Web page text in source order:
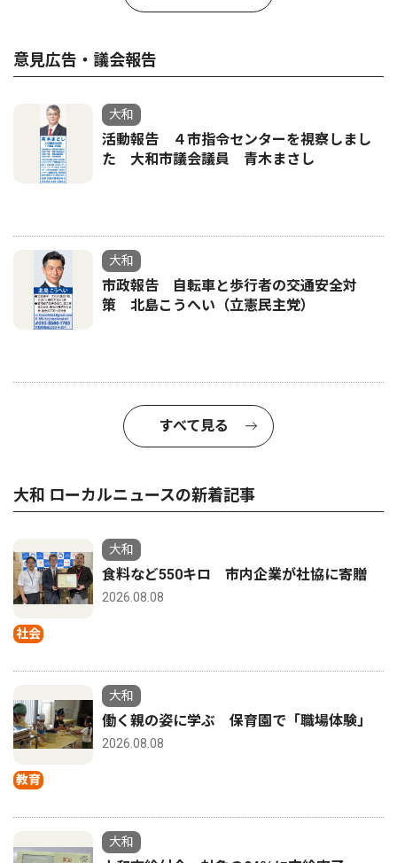
意見広告・議会報告
大和
活動報告 ４市指令センターを視察しまし
た 大和市議会議員 青木まさし
大和
市政報告 自転車と歩行者の交通安全対
策 北島こうへい（立憲民主党）
すべて見る
大和 ローカルニュースの新着記事
社会
大和
食料など550キロ 市内企業が社協に寄贈
2026.08.08
教育
大和
働く親の姿に学ぶ 保育園で「職場体験」
2026.08.08
大和